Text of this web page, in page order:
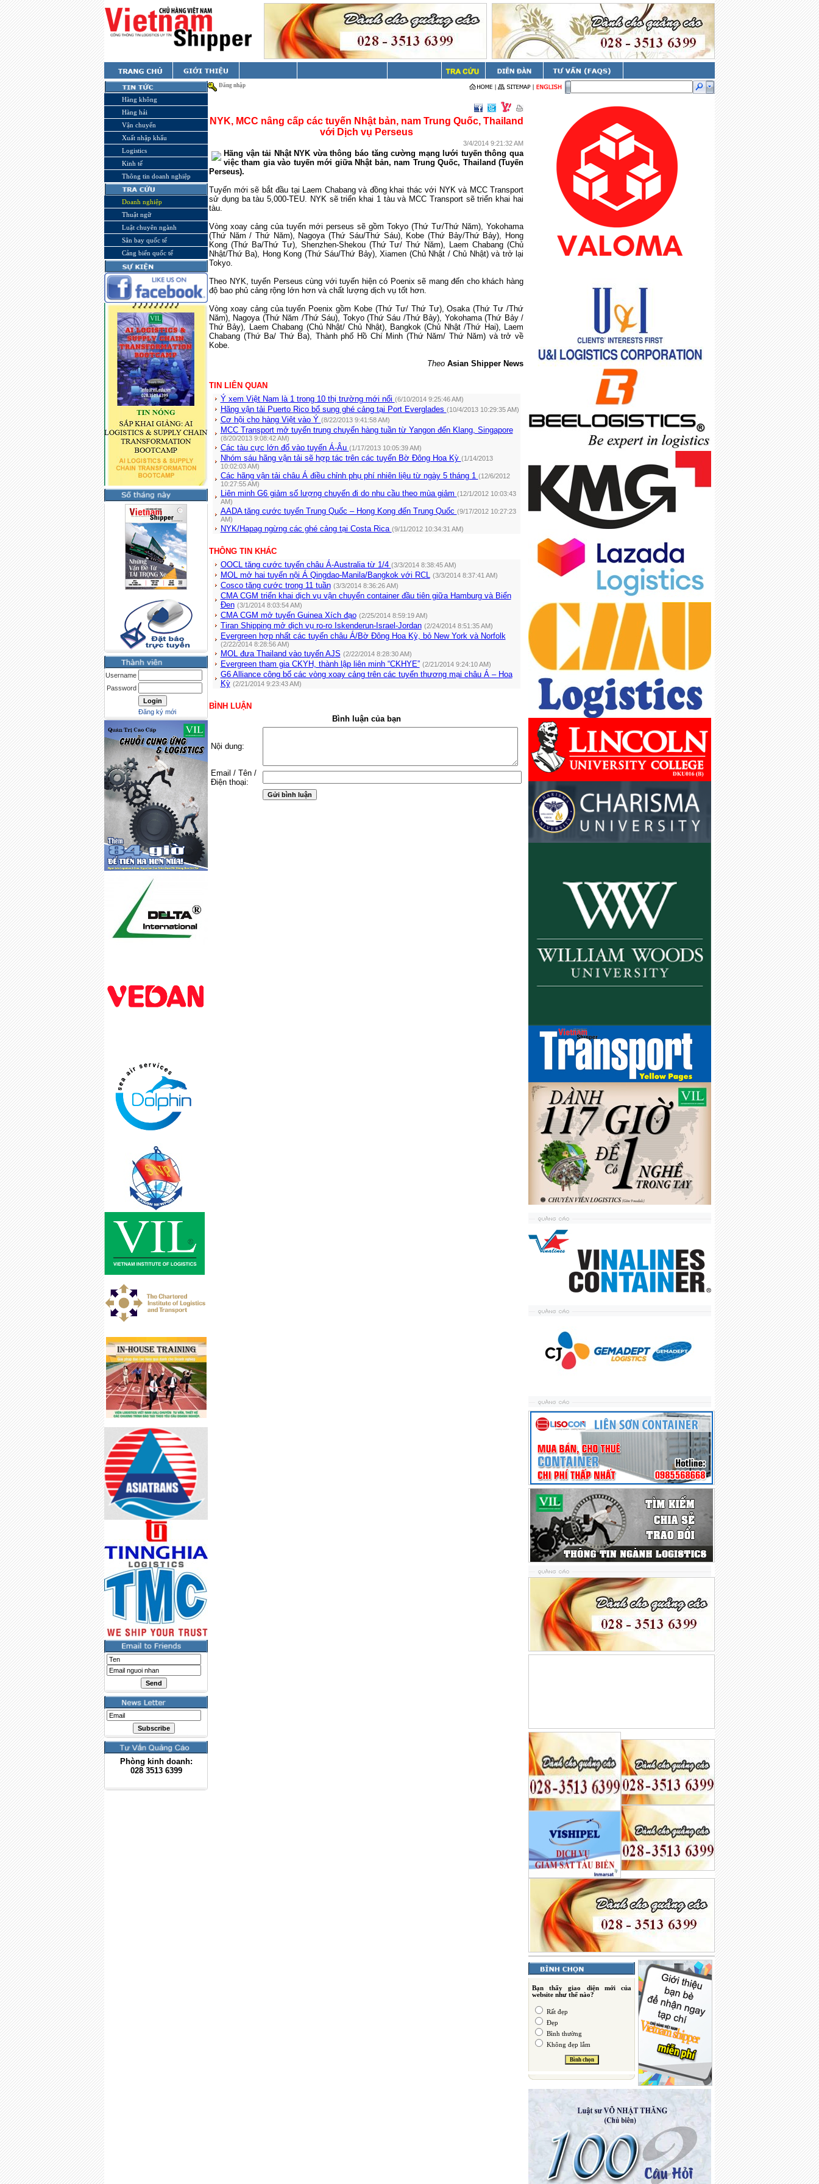
Hàng không
Hàng hải
Vận chuyển
Xuất nhập khẩu
Logistics
Kinh tế
Thông tin doanh nghiệp
Doanh nghiệp
Thuật ngữ
Luật chuyên ngành
Sân bay quốc tế
Cảng biển quốc tế
Username
Password
Đăng ký mới
Phòng kinh doanh:
028 3513 6399
Đăng nhập
NYK, MCC nâng cấp các tuyến Nhật bản, nam Trung Quốc, Thailand
với Dịch vụ Perseus
3/4/2014 9:21:32 AM
Hãng vận tải Nhật NYK vừa thông báo tăng cường mạng lưới tuyến thông qua
việc tham gia vào tuyến mới giữa Nhật bản, nam Trung Quốc, Thailand (Tuyến
Perseus).
Tuyến mới sẽ bắt đầu tại Laem Chabang và đồng khai thác với NYK và MCC Transport
sử dụng ba tàu 5,000-TEU. NYK sẽ triển khai 1 tàu và MCC Transport sẽ triển khai hai
tàu.
Vòng xoay cảng của tuyến mới perseus sẽ gồm Tokyo (Thứ Tư/Thứ Năm), Yokohama
(Thứ Năm / Thứ Năm), Nagoya (Thứ Sáu/Thứ Sáu), Kobe (Thứ Bảy/Thứ Bảy), Hong
Kong (Thứ Ba/Thứ Tư), Shenzhen-Shekou (Thứ Tư/ Thứ Năm), Laem Chabang (Chủ
Nhật/Thứ Ba), Hong Kong (Thứ Sáu/Thứ Bảy), Xiamen (Chủ Nhật / Chủ Nhật) và trở lại
Tokyo.
Theo NYK, tuyến Perseus cùng với tuyến hiện có Poenix sẽ mang đến cho khách hàng
độ bao phủ cảng rộng lớn hơn và chất lượng dịch vụ tốt hơn.
Vòng xoay cảng của tuyến Poenix gồm Kobe (Thứ Tư/ Thứ Tư), Osaka (Thứ Tư /Thứ
Năm), Nagoya (Thứ Năm /Thứ Sáu), Tokyo (Thứ Sáu /Thứ Bảy), Yokohama (Thứ Bảy /
Thứ Bảy), Laem Chabang (Chủ Nhật/ Chủ Nhật), Bangkok (Chủ Nhật /Thứ Hai), Laem
Chabang (Thứ Ba/ Thứ Ba), Thành phố Hồ Chí Minh (Thứ Năm/ Thứ Năm) và trở về
Kobe.
Theo Asian Shipper News
TIN LIÊN QUAN
Ý xem Việt Nam là 1 trong 10 thị trường mới nổi (6/10/2014 9:25:46 AM)
Hãng vận tải Puerto Rico bổ sung ghé cảng tại Port Everglades (10/4/2013 10:29:35 AM)
Cơ hội cho hàng Việt vào Ý (8/22/2013 9:41:58 AM)
MCC Transport mở tuyến trung chuyển hàng tuần từ Yangon đến Klang, Singapore
(8/20/2013 9:08:42 AM)
Các tàu cực lớn đổ vào tuyến Á-Âu (1/17/2013 10:05:39 AM)
Nhóm sáu hãng vận tải sẽ hợp tác trên các tuyến Bờ Đông Hoa Kỳ (1/14/2013
10:02:03 AM)
Các hãng vận tải châu Á điều chỉnh phụ phí nhiên liệu từ ngày 5 tháng 1 (12/6/2012
10:27:55 AM)
Liên minh G6 giảm số lượng chuyến đi do nhu cầu theo mùa giảm (12/1/2012 10:03:43
AM)
AADA tăng cước tuyến Trung Quốc – Hong Kong đến Trung Quốc (9/17/2012 10:27:23
AM)
NYK/Hapag ngừng các ghé cảng tại Costa Rica (9/11/2012 10:34:31 AM)
THÔNG TIN KHÁC
OOCL tăng cước tuyến châu Á-Australia từ 1/4 (3/3/2014 8:38:45 AM)
MOL mở hai tuyến nội Á Qingdao-Manila/Bangkok với RCL (3/3/2014 8:37:41 AM)
Cosco tăng cước trong 11 tuần (3/3/2014 8:36:26 AM)
CMA CGM triển khai dịch vụ vận chuyển container đầu tiên giữa Hamburg và Biển
Đen (3/1/2014 8:03:54 AM)
CMA CGM mở tuyến Guinea Xích đạo (2/25/2014 8:59:19 AM)
Tiran Shipping mở dịch vụ ro-ro Iskenderun-Israel-Jordan (2/24/2014 8:51:35 AM)
Evergreen hợp nhất các tuyến châu Á/Bờ Đông Hoa Kỳ, bỏ New York và Norfolk
(2/22/2014 8:28:56 AM)
MOL đưa Thailand vào tuyến AJS (2/22/2014 8:28:30 AM)
Evergreen tham gia CKYH, thành lập liên minh “CKHYE” (2/21/2014 9:24:10 AM)
G6 Alliance công bố các vòng xoay cảng trên các tuyến thương mại châu Á – Hoa
Kỳ (2/21/2014 9:23:43 AM)
BÌNH LUẬN
Bình luận của bạn
Nội dung:
Email / Tên /
Điện thoại:
Bạn thấy giao diện mới của
website như thế nào?
Rất đẹp
Đẹp
Bình thường
Không đẹp lắm